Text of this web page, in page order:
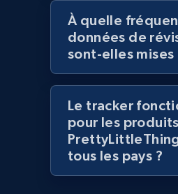
988+
Lazada - Products -
category URL or brand URL
URL, Title, Rating, Reviews,
price, Currency, Stock, and
À quelle
données de
sont-elles mises
Le tracker
pour les produits
tous les pays ?